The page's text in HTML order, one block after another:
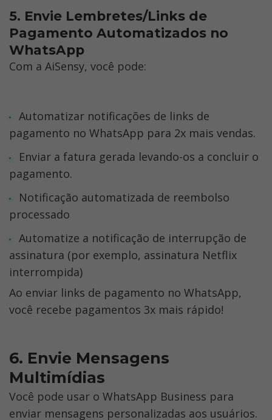
5. Envie Lembretes/Links de
Pagamento Automatizados no
WhatsApp
Com a AiSensy, você pode:
Automatizar notificações de links de
pagamento no WhatsApp para 2x mais vendas.
Enviar a fatura gerada levando-os a concluir o
pagamento.
Notificação automatizada de reembolso
processado
Automatize a notificação de interrupção de
assinatura (por exemplo, assinatura Netflix
interrompida)
Ao enviar links de pagamento no WhatsApp,
você recebe pagamentos 3x mais rápido!
6. Envie Mensagens
Multimídias
Você pode usar o WhatsApp Business para
enviar mensagens personalizadas aos usuários.